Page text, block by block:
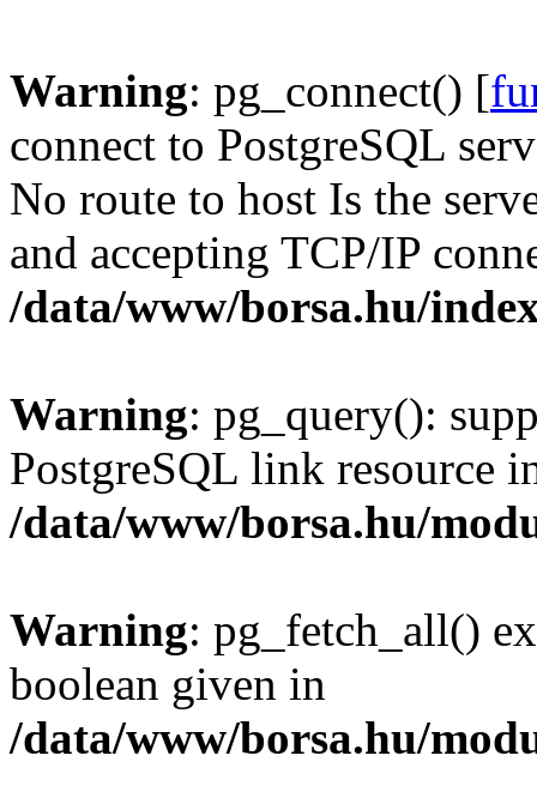
Warning: pg_connect() [
connect to PostgreSQL
No route to host Is the
and accepting TCP/IP
/data/www/borsa.hu/
Warning: pg_query():
PostgreSQL link resource
/data/www/borsa.hu/
Warning: pg_fetch_all()
boolean given in
/data/www/borsa.hu/